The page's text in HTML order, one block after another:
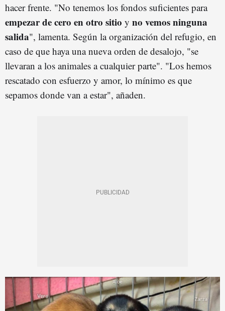
hacer frente. "No tenemos los fondos suficientes para
empezar de cero en otro sitio y no vemos ninguna
salida", lamenta. Según la organización del refugio, en
caso de que haya una nueva orden de desalojo, "se
llevaran a los animales a cualquier parte". "Los hemos
rescatado con esfuerzo y amor, lo mínimo es que
sepamos donde van a estar", añaden.